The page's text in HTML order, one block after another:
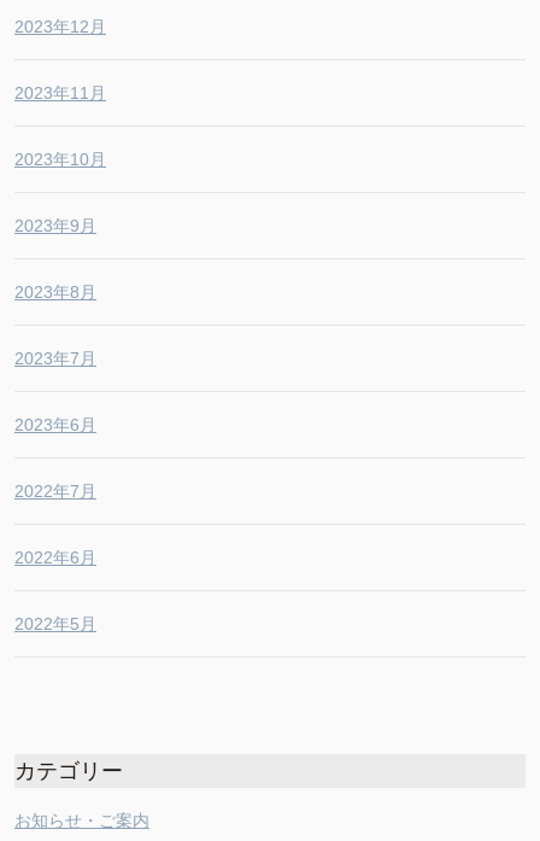
2023年12月
2023年11月
2023年10月
2023年9月
2023年8月
2023年7月
2023年6月
2022年7月
2022年6月
2022年5月
カテゴリー
お知らせ・ご案内